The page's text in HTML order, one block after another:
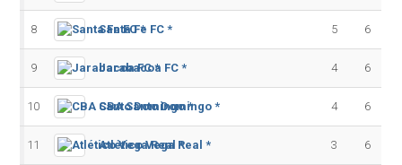
8 Santa Fe FC * 5 6
9 Jarabacoa FC * 4 6
10 CBA Santo Domingo * 4 6
11 Atlético Vega Real * 3 6